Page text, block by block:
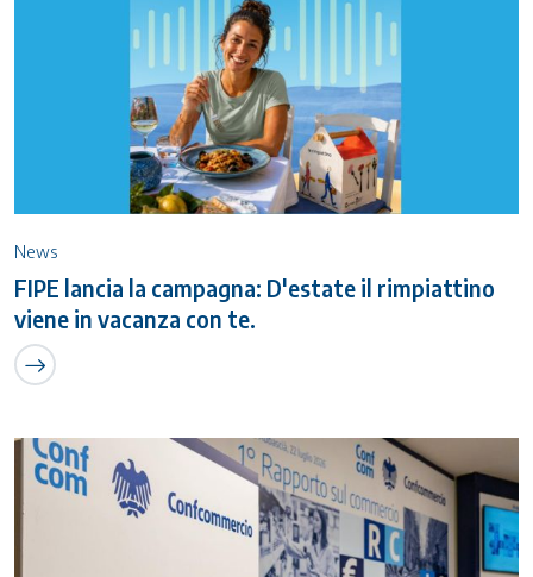
News
FIPE lancia la campagna: D'estate il rimpiattino
viene in vacanza con te.